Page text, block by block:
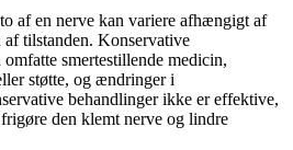
af en nerve kan variere afhængigt af
af tilstanden. Konservative
smertestillende medicin,
støtte, og ændringer i
behandlinger ikke er effektive,
den klemt nerve og lindre